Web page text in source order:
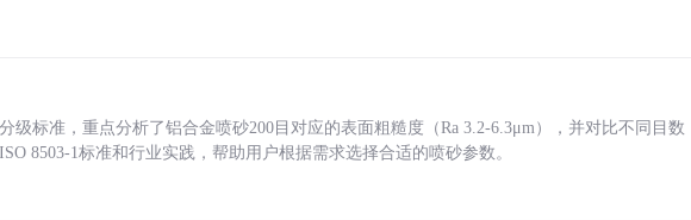
级标准，重点分析了铝合金喷砂200目对应的表面粗糙度（Ra 3.2-6.3μm），并对比不同目数
8503-1标准和行业实践，帮助用户根据需求选择合适的喷砂参数。